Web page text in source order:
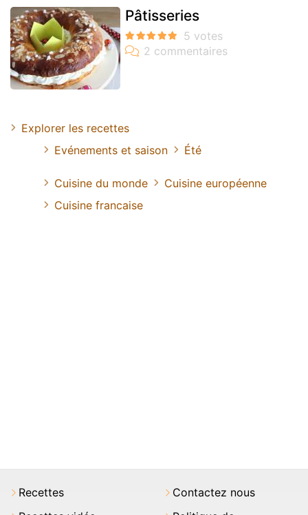
Pâtisseries
Explorer les recettes
Evénements et saison
Été
Cuisine du monde
Cuisine européenne
Cuisine francaise
Recettes
Contactez nous